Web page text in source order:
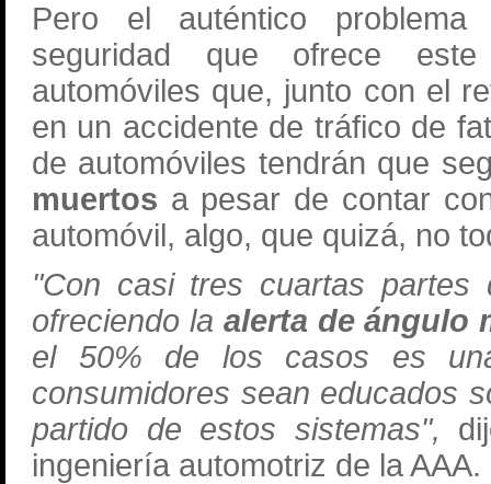
Pero el auténtico
seguridad que ofrece
automóviles que, junto con el
en un accidente de tráfico de
de automóviles tendrán que
muertos a pesar de contar
automóvil, algo, que quizá, no
"Con casi tres cuartas partes
ofreciendo la alerta de ángulo
el 50% de los casos es
consumidores sean educados
partido de estos sistemas",
ingeniería automotriz de la AAA.